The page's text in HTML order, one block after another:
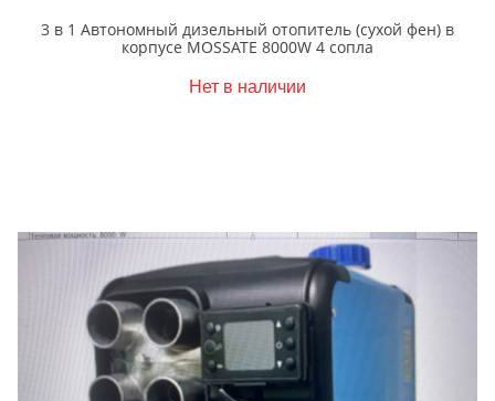
3 в 1 Автономный дизельный отопитель (cухой фен) в
корпусе MOSSATE 8000W 4 сопла
Нет в наличии